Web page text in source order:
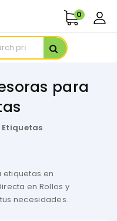
0
para
etiquetas en
en Rollos y
necesidades.